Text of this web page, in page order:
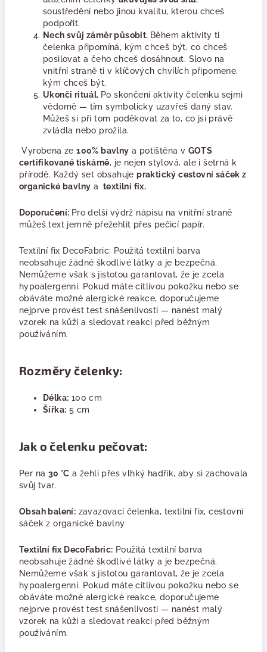
soustředění nebo jinou kvalitu, kterou chceš
podpořit.
Nech svůj záměr působit. Během aktivity ti
čelenka připomíná, kým chceš být, co chceš
posilovat a čeho chceš dosáhnout. Slovo na
vnitřní straně ti v klíčových chvílích připomene,
kým chceš být.
Ukonči rituál. Po skončení aktivity čelenku sejmi
vědomě — tím symbolicky uzavřeš daný stav.
Můžeš si při tom poděkovat za to, co jsi právě
zvládla nebo prožila.
Vyrobena ze 100% bavlny a potištěna v GOTS
certifikované tiskárně, je nejen stylová, ale i šetrná k
přírodě. Každý set obsahuje praktický cestovní sáček z
organické bavlny a textilní fix.
Doporučení: Pro delší výdrž nápisu na vnitřní straně
můžeš text jemně přežehlit přes pečicí papír.
Textilní fix DecoFabric: Použitá textilní barva
neobsahuje žádné škodlivé látky a je bezpečná.
Nemůžeme však s jistotou garantovat, že je zcela
hypoalergenní. Pokud máte citlivou pokožku nebo se
obáváte možné alergické reakce, doporučujeme
nejprve provést test snášenlivosti — nanést malý
vzorek na kůži a sledovat reakci před běžným
používáním.
Rozměry čelenky:
Délka: 100 cm
Šířka: 5 cm
Jak o čelenku pečovat:
Per na 30 °C a žehli přes vlhký hadřík, aby si zachovala
svůj tvar.
Obsah balení: zavazovací čelenka, textilní fix, cestovní
sáček z organické bavlny
Textilní fix DecoFabric: Použitá textilní barva
neobsahuje žádné škodlivé látky a je bezpečná.
Nemůžeme však s jistotou garantovat, že je zcela
hypoalergenní. Pokud máte citlivou pokožku nebo se
obáváte možné alergické reakce, doporučujeme
nejprve provést test snášenlivosti — nanést malý
vzorek na kůži a sledovat reakci před běžným
používáním.